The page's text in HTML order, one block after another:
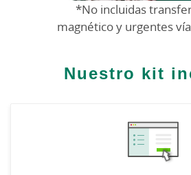
*No incluidas
magnético y urgentes
Nuestro kit